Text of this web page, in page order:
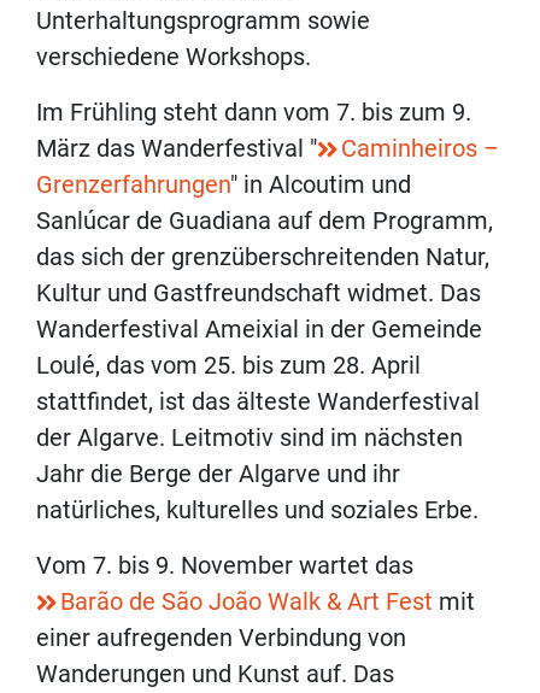
Unterhaltungsprogramm sowie
verschiedene Workshops.
Im Frühling steht dann vom 7. bis zum 9.
März das Wanderfestival "
Caminheiros –
Grenzerfahrungen" in Alcoutim und
Sanlúcar de Guadiana auf dem Programm,
das sich der grenzüberschreitenden Natur,
Kultur und Gastfreundschaft widmet. Das
Wanderfestival Ameixial in der Gemeinde
Loulé, das vom 25. bis zum 28. April
stattfindet, ist das älteste Wanderfestival
der Algarve. Leitmotiv sind im nächsten
Jahr die Berge der Algarve und ihr
natürliches, kulturelles und soziales Erbe.
Vom 7. bis 9. November wartet das
Barão de São João Walk & Art Fest mit
einer aufregenden Verbindung von
Wanderungen und Kunst auf. Das